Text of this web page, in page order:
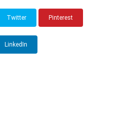
Twitter Pinterest
LinkedIn